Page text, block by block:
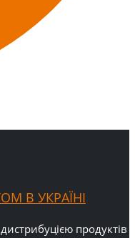
В УКРАЇНІ
продуктів